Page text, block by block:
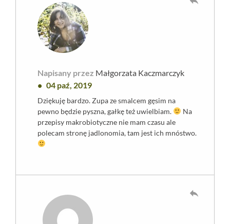
Napisany przez Małgorzata Kaczmarczyk
04 paź, 2019
Dziękuję bardzo. Zupa ze smalcem gęsim na
pewno będzie pyszna, gałkę też uwielbiam.
Na
przepisy makrobiotyczne nie mam czasu ale
polecam stronę jadlonomia, tam jest ich mnóstwo.
reply